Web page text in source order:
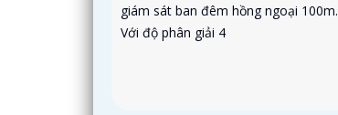
giám sát ban đêm hồng ngoại 100m.
Với độ phân giải 4